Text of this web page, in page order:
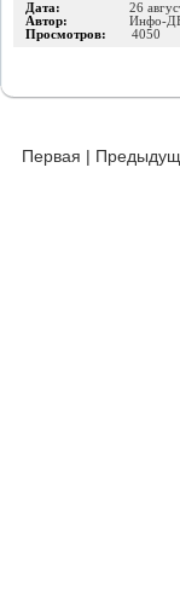
Дата: 26
Автор: Инфо-
Просмотров: 4050
Первая |